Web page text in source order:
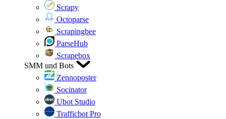
Scrapy
Octoparse
Scrapingbee
ParseHub
Scrapebox
SMM und Bots
Zennoposter
Socinator
Ubot Studio
Trafficbot Pro